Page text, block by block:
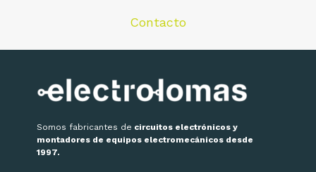
Contacto
Somos fabricantes de circuitos electrónicos y
montadores de equipos electromecánicos desde
1997.